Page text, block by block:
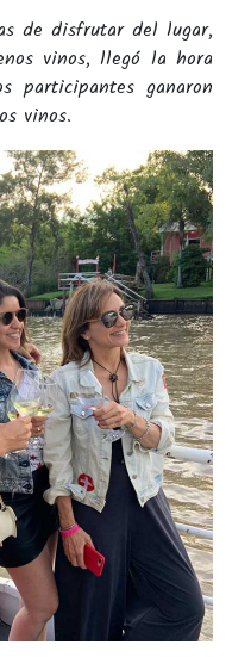
de disfrutar del lugar,
vinos, llegó la hora
participantes ganaron
vinos.